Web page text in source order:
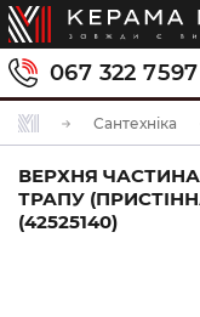
067 322 7597
Сантехніка
ВЕРХНЯ ЧАСТИНА
ТРАПУ
(42525140)